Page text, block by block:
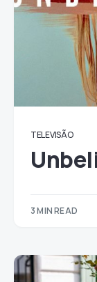
TELEVISÃO
3 MIN READ